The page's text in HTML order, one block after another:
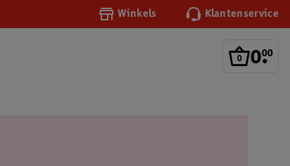
Winkels Klantenservice
0.
00